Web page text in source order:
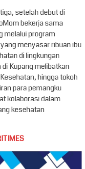
setelah debut di
bekerja sama
melalui program
menyasar ribuan ibu
di lingkungan
Kupang melibatkan
hingga tokoh
para pemangku
kolaborasi dalam
kesehatan